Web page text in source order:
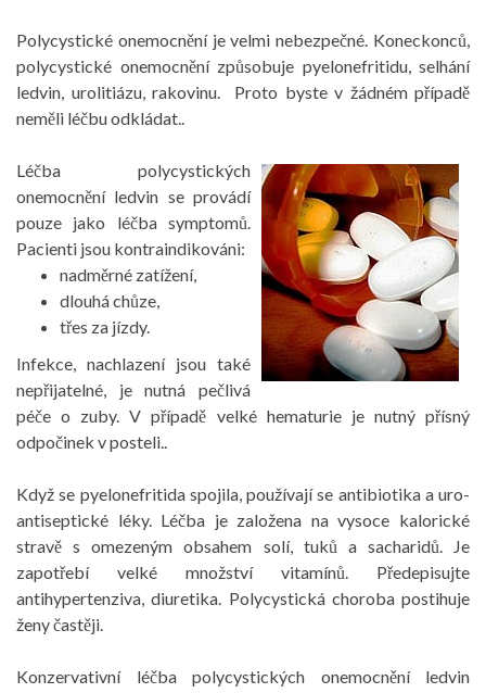
Polycystické onemocnění je velmi nebezpečné. Koneckonců,
polycystické onemocnění způsobuje pyelonefritidu, selhání
ledvin, urolitiázu, rakovinu. Proto byste v žádném případě
neměli léčbu odkládat..
Léčba polycystických
onemocnění ledvin se provádí
pouze jako léčba symptomů.
Pacienti jsou kontraindikováni:
nadměrné zatížení,
dlouhá chůze,
třes za jízdy.
Infekce, nachlazení jsou také
nepřijatelné, je nutná pečlivá
péče o zuby. V případě velké hematurie je nutný přísný
odpočinek v posteli..
Když se pyelonefritida spojila, používají se antibiotika a uro-
antiseptické léky. Léčba je založena na vysoce kalorické
stravě s omezeným obsahem solí, tuků a sacharidů. Je
zapotřebí velké množství vitamínů. Předepisujte
antihypertenziva, diuretika. Polycystická choroba postihuje
ženy častěji.
Konzervativní léčba polycystických onemocnění ledvin